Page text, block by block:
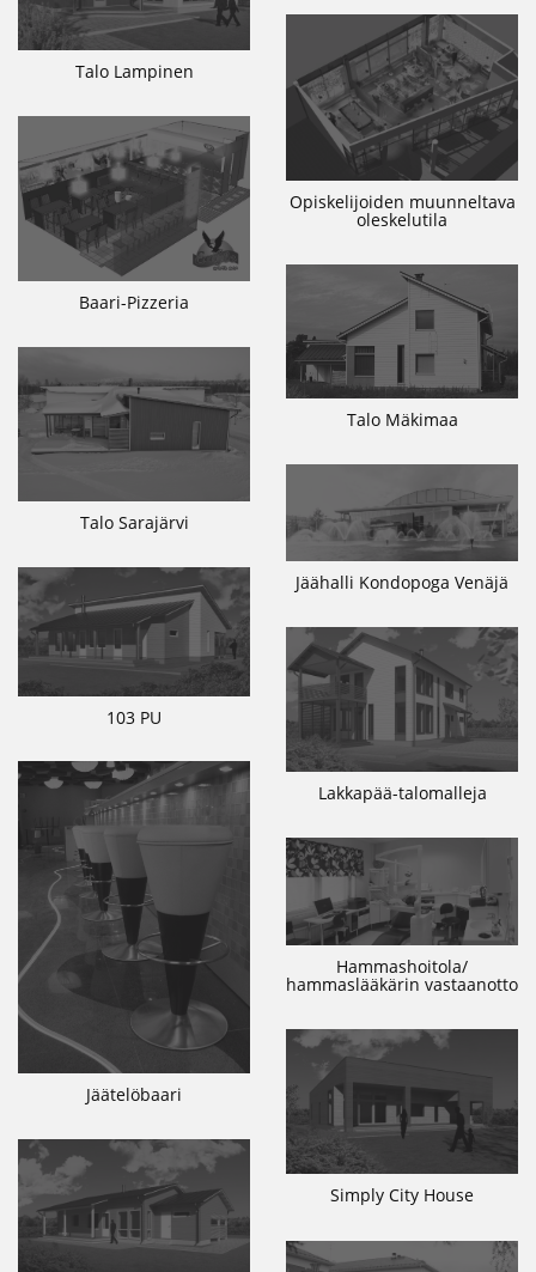
Talo Lampinen
Opiskelijoiden muunneltava
oleskelutila
Baari-Pizzeria
Talo Mäkimaa
Talo Sarajärvi
Jäähalli Kondopoga Venäjä
103 PU
Lakkapää-talomalleja
Jäätelöbaari
Hammashoitola/
hammaslääkärin vastaanotto
Simply City House